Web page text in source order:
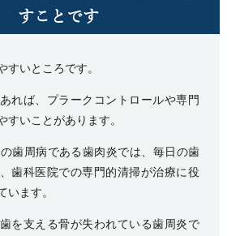
すことです
すいところです。
れば、プラークコントロールや専門
すいことがあります。
歯周病である歯肉炎では、毎日の歯
歯科医院での専門的清掃が治療に役
います。
を支える骨が失われている歯周炎で